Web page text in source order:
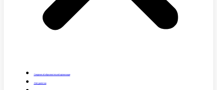
Сведения об образовательной организации
Абитуриентам